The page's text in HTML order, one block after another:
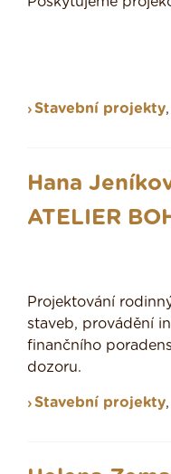
Stavební projekty,
Hana
ATELIER
Projektování
staveb, provádění
finančního
dozoru.
Stavební projekty,